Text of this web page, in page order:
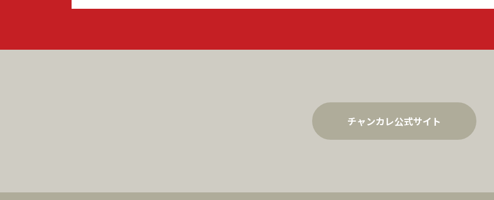
チャンカレ公式サイト